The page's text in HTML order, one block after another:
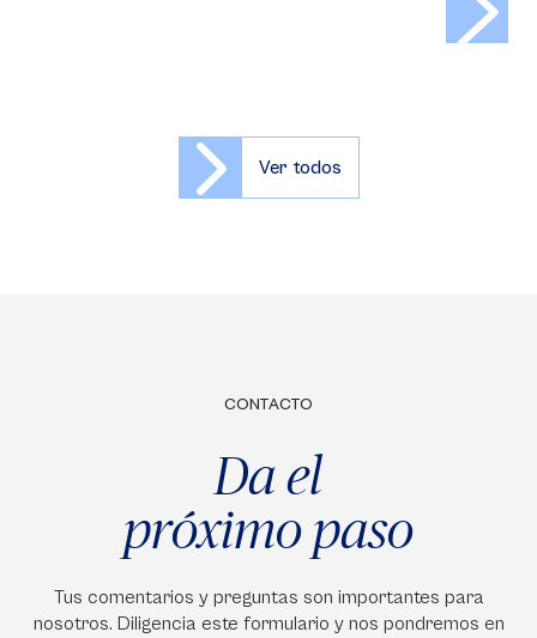
Ver todos
CONTACTO
Da el
próximo paso
Tus comentarios y preguntas son importantes para
nosotros. Diligencia este formulario y nos pondremos en